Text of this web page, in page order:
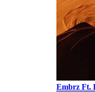
Embrz Ft.